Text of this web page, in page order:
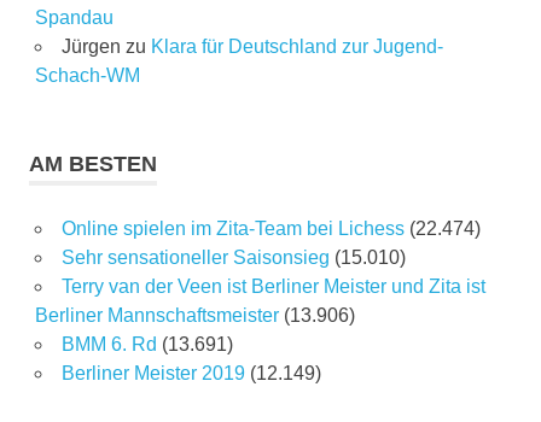
Spandau
Jürgen zu Klara für Deutschland zur Jugend-
Schach-WM
AM BESTEN
Online spielen im Zita-Team bei Lichess (22.474)
Sehr sensationeller Saisonsieg (15.010)
Terry van der Veen ist Berliner Meister und Zita ist
Berliner Mannschaftsmeister (13.906)
BMM 6. Rd (13.691)
Berliner Meister 2019 (12.149)